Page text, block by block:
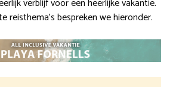
verblijf voor een heerlijke vakantie.
reisthema’s bespreken we hieronder.